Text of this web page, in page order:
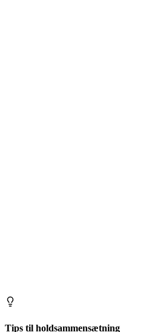
Tips til holdsammensætning